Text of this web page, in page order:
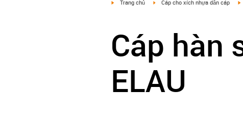
igus-icon-arrow-right
Trang chủ igus-icon-arrow-right
Cáp cho xích nhựa dẫn cáp
Cáp hàn
ELAU